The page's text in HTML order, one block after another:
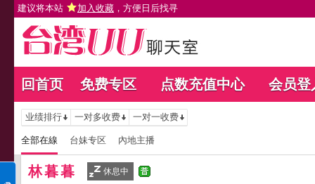
建议将本站 加入收藏 ，方便日后找寻
回首页 免费专区 点数充值中心 会员登
业绩排行 一对多收费 一对一收费
全部在線 台妹专区 內地主播
林暮暮 休息中